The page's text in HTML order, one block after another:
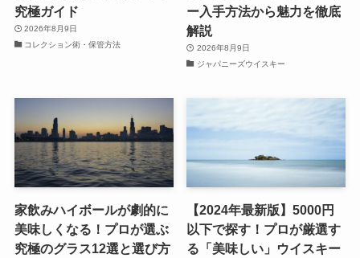
究極ガイド
2026年8月9日
コレクション術・保管方法
ー入手方法から魅力を徹底
解説
2026年8月9日
ジャパニーズウイスキー
家飲みハイボールが劇的に
美味しくなる！プロが選ぶ
究極のグラス12選と選び方
【2024年最新版】5000円
以下で探す！プロが厳選す
る「美味しい」ウイスキー